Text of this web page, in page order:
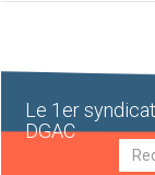
Le 1er
DGAC